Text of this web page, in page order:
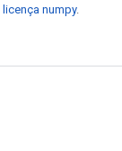
licença numpy.